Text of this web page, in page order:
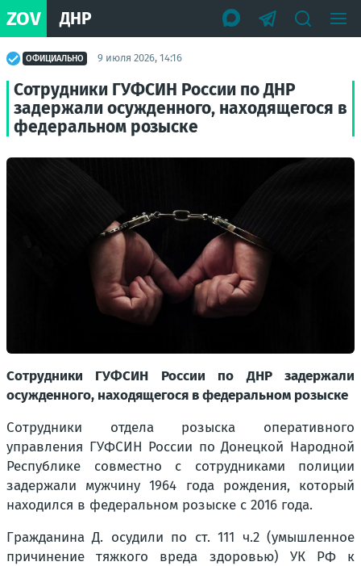
ZOV ДНР
ОФИЦИАЛЬНО 9 июля 2026, 14:16
Сотрудники ГУФСИН России по ДНР
задержали осужденного, находящегося в
федеральном розыске
Сотрудники ГУФСИН России по ДНР задержали
осужденного, находящегося в федеральном розыске
Сотрудники отдела розыска оперативного
управления ГУФСИН России по Донецкой Народной
Республике совместно с сотрудниками полиции
задержали мужчину 1964 года рождения, который
находился в федеральном розыске с 2016 года.
Гражданина Д. осудили по ст. 111 ч.2 (умышленное
причинение тяжкого вреда здоровью) УК РФ к